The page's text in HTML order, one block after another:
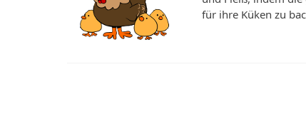
für ihre Küken zu